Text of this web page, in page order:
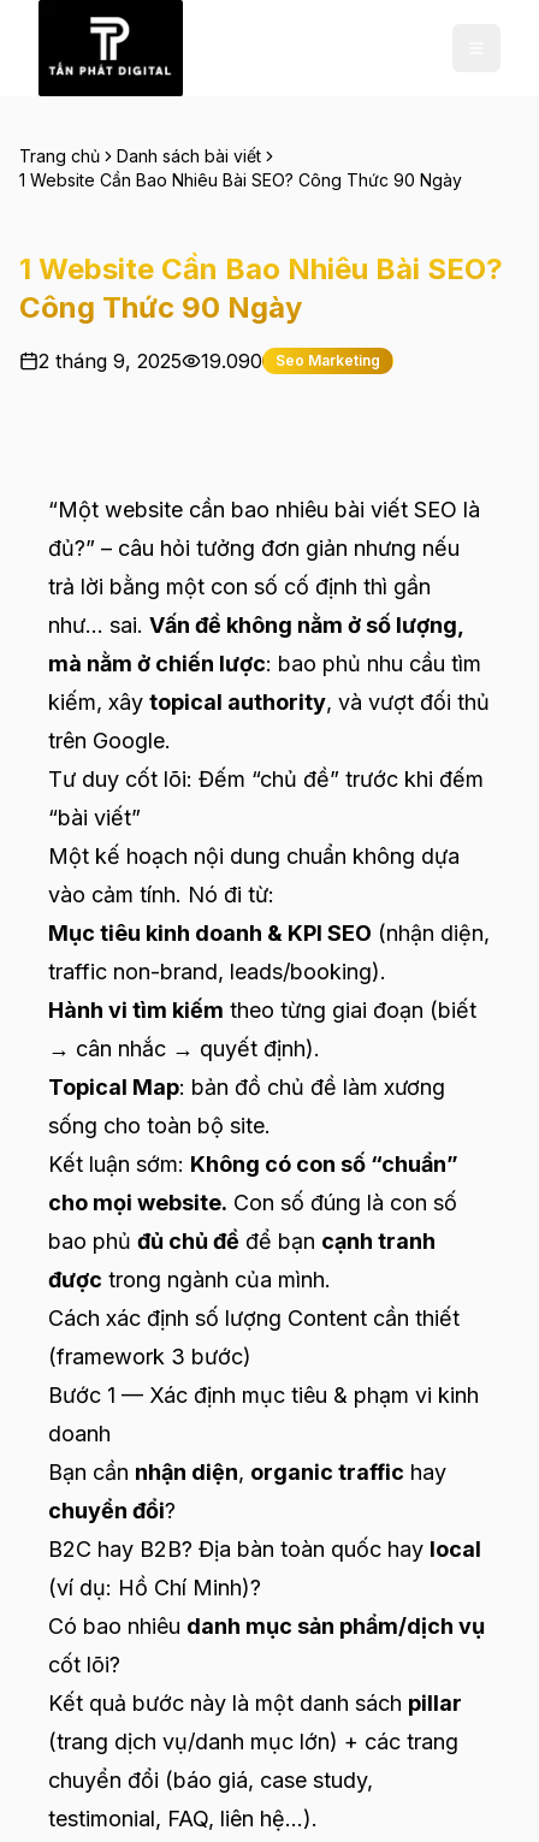
Trang chủ
Danh sách bài viết
1 Website Cần Bao Nhiêu Bài SEO? Công Thức 90 Ngày
1 Website Cần Bao Nhiêu Bài SEO?
Công Thức 90 Ngày
2 tháng 9, 2025 19.090 Seo Marketing
“Một website cần bao nhiêu bài viết SEO là
đủ?” – câu hỏi tưởng đơn giản nhưng nếu
trả lời bằng một con số cố định thì gần
như… sai. Vấn đề không nằm ở số lượng,
mà nằm ở chiến lược: bao phủ nhu cầu tìm
kiếm, xây topical authority, và vượt đối thủ
trên Google.
Tư duy cốt lõi: Đếm “chủ đề” trước khi đếm
“bài viết”
Một kế hoạch nội dung chuẩn không dựa
vào cảm tính. Nó đi từ:
Mục tiêu kinh doanh & KPI SEO (nhận diện,
traffic non-brand, leads/booking).
Hành vi tìm kiếm theo từng giai đoạn (biết
→ cân nhắc → quyết định).
Topical Map: bản đồ chủ đề làm xương
sống cho toàn bộ site.
Kết luận sớm: Không có con số “chuẩn”
cho mọi website. Con số đúng là con số
bao phủ đủ chủ đề để bạn cạnh tranh
được trong ngành của mình.
Cách xác định số lượng Content cần thiết
(framework 3 bước)
Bước 1 — Xác định mục tiêu & phạm vi kinh
doanh
Bạn cần nhận diện, organic traffic hay
chuyển đổi?
B2C hay B2B? Địa bàn toàn quốc hay local
(ví dụ: Hồ Chí Minh)?
Có bao nhiêu danh mục sản phẩm/dịch vụ
cốt lõi?
Kết quả bước này là một danh sách pillar
(trang dịch vụ/danh mục lớn) + các trang
chuyển đổi (báo giá, case study,
testimonial, FAQ, liên hệ…).